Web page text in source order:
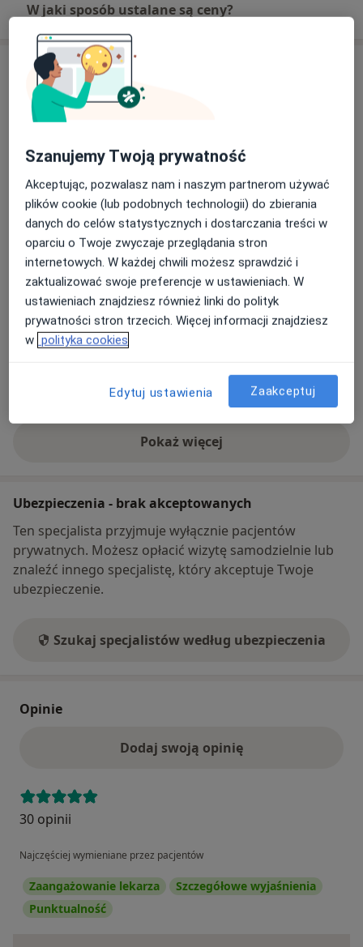
W jaki sposób ustalane są ceny?
Adresy (3)
Adres 1 Adres 2
MIRAI Clinic
Armii Krajowej 8, 05-400Otwock
Powiększ mapęotwiera się w nowej karcie
Dostępność
Pokaż kalendarz
Pokaż numer telefonu
Pokaż więcej
o adresie
Ubezpieczenia - brak akceptowanych
Ten specjalista przyjmuje wyłącznie pacjentów
prywatnych. Możesz opłacić wizytę samodzielnie lub
znaleźć innego specjalistę, który akceptuje Twoje
ubezpieczenie.
Szukaj specjalistów według ubezpieczenia
Opinie
Dodaj swoją opinię
30 opinii
Najczęściej wymieniane przez pacjentów
Zaangażowanie lekarza
Szczegółowe wyjaśnienia
Punktualność
Szanujemy Twoją prywatność
Akceptując, pozwalasz nam i naszym partnerom używać
plików cookie (lub podobnych technologii) do zbierania
danych do celów statystycznych i dostarczania treści w
oparciu o Twoje zwyczaje przeglądania stron
internetowych. W każdej chwili możesz sprawdzić i
zaktualizować swoje preferencje w ustawieniach. W
ustawieniach znajdziesz również linki do polityk
prywatności stron trzecich. Więcej informacji znajdziesz
w polityka cookies
Edytuj ustawienia Zaakceptuj